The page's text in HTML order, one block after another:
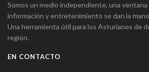
Somos un medio independiente, una ventana
información y entretenimiento se dan la
Una herramienta útil para los Asturianos de
región.
EN CONTACTO